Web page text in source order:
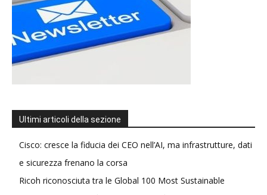
Ultimi articoli della sezione
Cisco: cresce la fiducia dei CEO nell’AI, ma infrastrutture, dati
e sicurezza frenano la corsa
Ricoh riconosciuta tra le Global 100 Most Sustainable